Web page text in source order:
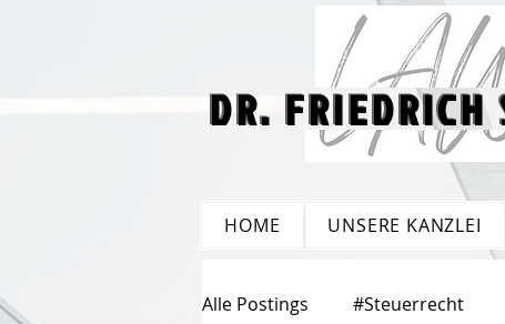
DR. FRIEDRICH
DR. FRIEDRICH
HOME UNSERE KANZLEI
Alle Postings #Steuerrecht